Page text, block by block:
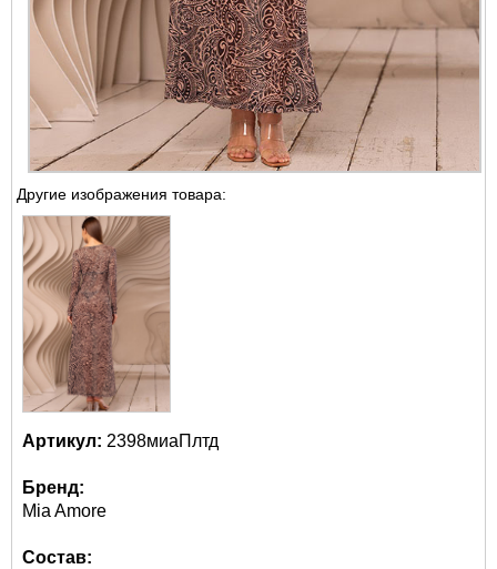
Другие изображения товара:
Артикул: 2398миаПлтд
Бренд:
Mia Amore
Состав: